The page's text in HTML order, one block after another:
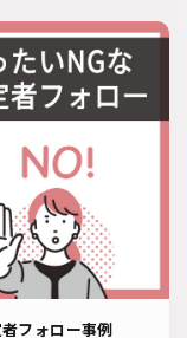
フォロー事例